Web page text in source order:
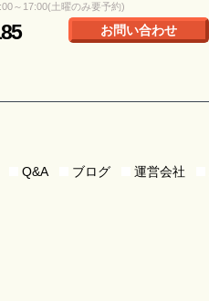
～17:00(土曜のみ要予約)
お問い合わせ
Q&A ブログ 運営会社